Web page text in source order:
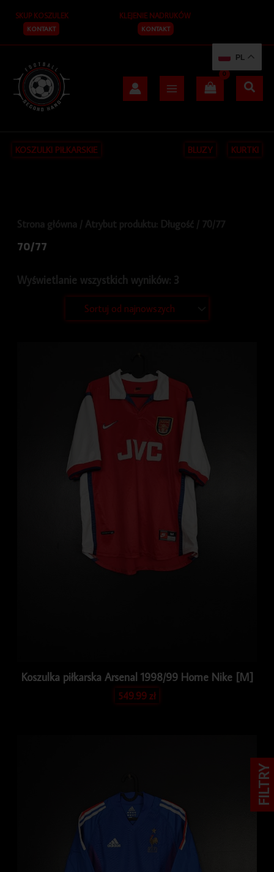
treści
SKUP KOSZULEK
KONTAKT
KLEJENIE NADRUKÓW
KONTAKT
KOSZULKI PIŁKARSKIE BLUZY KURTKI
u
Strona główna / Atrybut produktu: Długość / 70/77
70/77
Wyświetlanie wszystkich wyników: 3
według
Koszulka piłkarska Arsenal 1998/99 Home Nike [M]
549.99zł
PL
FILTRY